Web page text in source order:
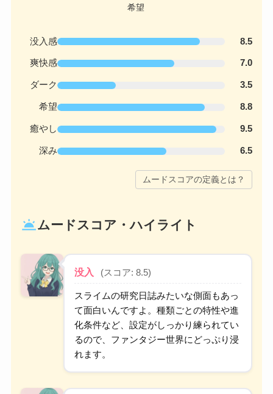
没入感 8.5
爽快感 7.0
ダーク 3.5
希望 8.8
癒やし 9.5
深み 6.5
ムードスコアの定義とは？
wb_twilightムードスコア・ハイライト
没入 (スコア: 8.5)
スライムの研究日誌みたいな側面もあっ
て面白いんですよ。種類ごとの特性や進
化条件など、設定がしっかり練られてい
るので、ファンタジー世界にどっぷり浸
れます。